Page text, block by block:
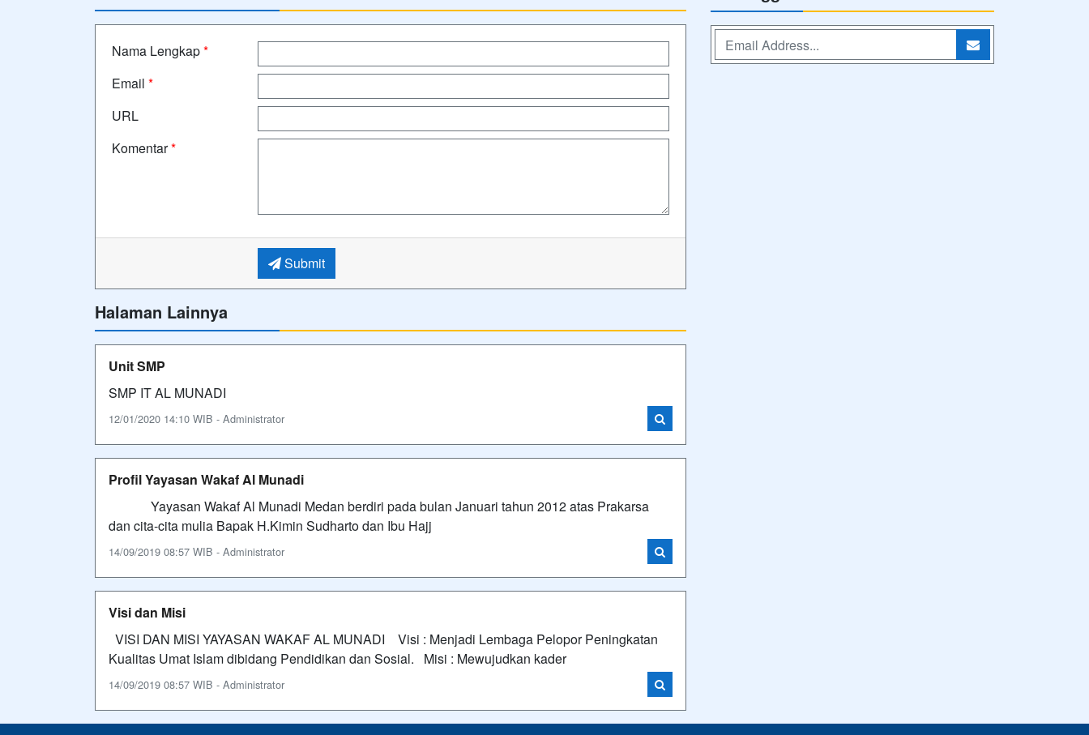
Nama Lengkap*
Email *
URL
Komentar*
Submit
Halaman Lainnya
Unit SMP
SMP IT AL MUNADI
12/01/2020 14:10 WIB - Administrator
Profil Yayasan Wakaf Al Munadi
Yayasan Wakaf Al Munadi Medan berdiri pada bulan Januari tahun 2012 atas Prakarsa
dan cita-cita mulia Bapak H.Kimin Sudharto dan Ibu Hajj
14/09/2019 08:57 WIB - Administrator
Visi dan Misi
VISI DAN MISI YAYASAN WAKAF AL MUNADI Visi : Menjadi Lembaga Pelopor Peningkatan
Kualitas Umat Islam dibidang Pendidikan dan Sosial. Misi : Mewujudkan kader
14/09/2019 08:57 WIB - Administrator